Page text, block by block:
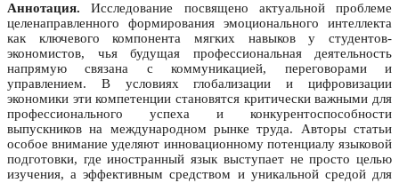
Аннотация. Исследование посвящено актуальной проблеме
целенаправленного формирования эмоционального интеллекта
как ключевого компонента мягких навыков у студентов-
экономистов, чья будущая профессиональная деятельность
напрямую связана с коммуникацией, переговорами и
управлением. В условиях глобализации и цифровизации
экономики эти компетенции становятся критически важными для
профессионального успеха и конкурентоспособности
выпускников на международном рынке труда. Авторы статьи
особое внимание уделяют инновационному потенциалу языковой
подготовки, где иностранный язык выступает не просто целью
изучения, а эффективным средством и уникальной средой для